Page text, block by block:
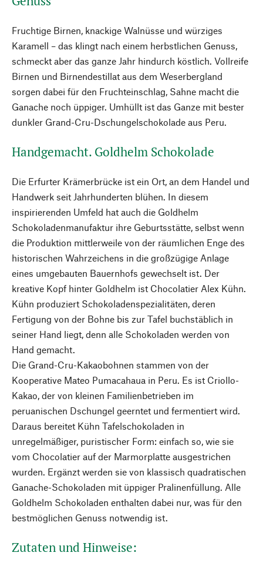
Fruchtige Birnen, knackige Walnüsse und würziges
Karamell – das klingt nach einem herbstlichen Genuss,
schmeckt aber das ganze Jahr hindurch köstlich. Vollreife
Birnen und Birnendestillat aus dem Weserbergland
sorgen dabei für den Fruchteinschlag, Sahne macht die
Ganache noch üppiger. Umhüllt ist das Ganze mit bester
dunkler Grand-Cru-Dschungelschokolade aus Peru.
Handgemacht. Goldhelm Schokolade
Die Erfurter Krämerbrücke ist ein Ort, an dem Handel und
Handwerk seit Jahrhunderten blühen. In diesem
inspirierenden Umfeld hat auch die Goldhelm
Schokoladenmanufaktur ihre Geburtsstätte, selbst wenn
die Produktion mittlerweile von der räumlichen Enge des
historischen Wahrzeichens in die großzügige Anlage
eines umgebauten Bauernhofs gewechselt ist. Der
kreative Kopf hinter Goldhelm ist Chocolatier Alex Kühn.
Kühn produziert Schokoladenspezialitäten, deren
Fertigung von der Bohne bis zur Tafel buchstäblich in
seiner Hand liegt, denn alle Schokoladen werden von
Hand gemacht.
Die Grand-Cru-Kakaobohnen stammen von der
Kooperative Mateo Pumacahaua in Peru. Es ist Criollo-
Kakao, der von kleinen Familienbetrieben im
peruanischen Dschungel geerntet und fermentiert wird.
Daraus bereitet Kühn Tafelschokoladen in
unregelmäßiger, puristischer Form: einfach so, wie sie
vom Chocolatier auf der Marmorplatte ausgestrichen
wurden. Ergänzt werden sie von klassisch quadratischen
Ganache-Schokoladen mit üppiger Pralinenfüllung. Alle
Goldhelm Schokoladen enthalten dabei nur, was für den
bestmöglichen Genuss notwendig ist.
Zutaten und Hinweise: